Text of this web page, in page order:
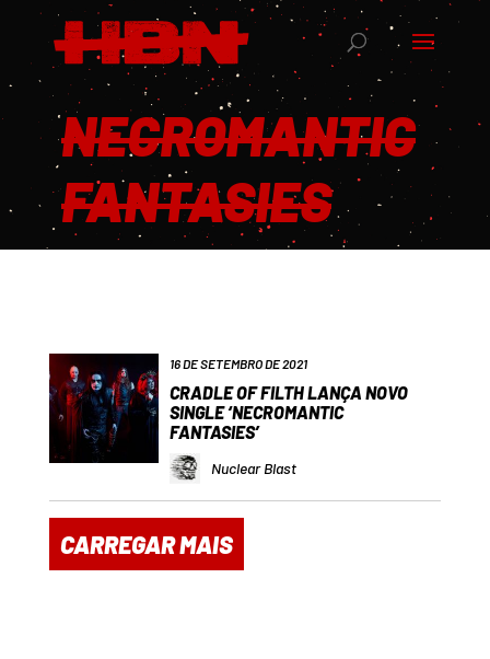
NECROMANTIC
FANTASIES
16 DE SETEMBRO DE 2021
CRADLE OF FILTH LANÇA NOVO
SINGLE ‘NECROMANTIC
FANTASIES’
Nuclear Blast
CARREGAR MAIS